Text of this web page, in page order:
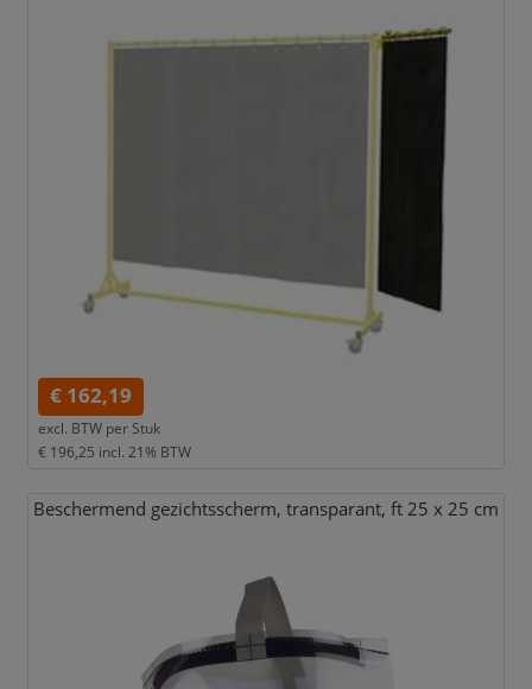
€ 162,19
excl. BTW per Stuk
€ 196,25 incl. 21% BTW
Beschermend gezichtsscherm, transparant, ft 25 x 25 cm